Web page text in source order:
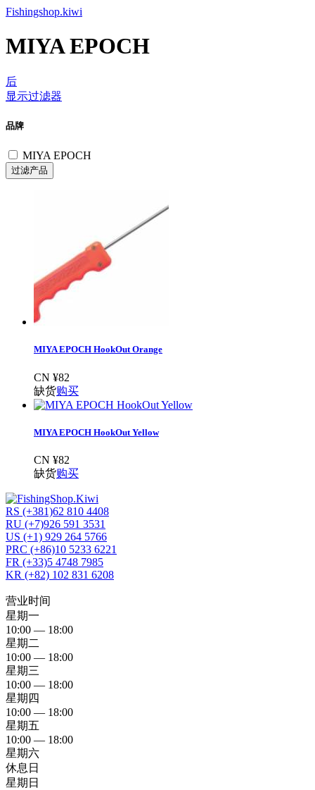
Fishingshop.kiwi
MIYA EPOCH
后
显示过滤器
品牌
MIYA EPOCH
MIYA EPOCH HookOut Orange
CN ¥82
缺货购买
MIYA EPOCH HookOut Yellow
CN ¥82
缺货购买
RS (+381)62 810 4408
RU (+7)926 591 3531
US (+1) 929 264 5766
PRC (+86)10 5233 6221
FR (+33)5 4748 7985
KR (+82) 102 831 6208
营业时间
星期一
10:00 — 18:00
星期二
10:00 — 18:00
星期三
10:00 — 18:00
星期四
10:00 — 18:00
星期五
10:00 — 18:00
星期六
休息日
星期日